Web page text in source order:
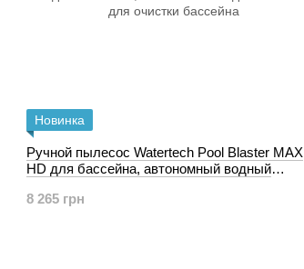
Новинка
Ручной пылесос Watertech Pool Blaster MAX
HD для бассейна, автономный водный
8 265 грн